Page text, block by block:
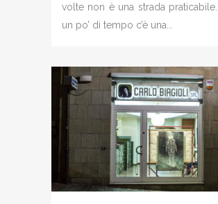
volte non è una strada
un po’ di tempo c’è una...